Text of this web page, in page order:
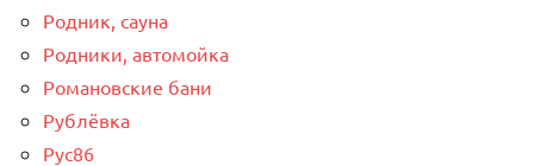
Родник, сауна
Родники, автомойка
Романовские бани
Рублёвка
Рус86